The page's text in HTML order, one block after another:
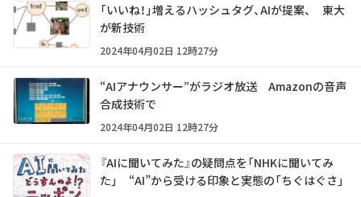
「いいね！」増えるハッシュタグ、AIが提案、 東大
が新技術
2024年04月02日 12時27分
“AIアナウンサー”がラジオ放送 Amazonの音声
合成技術で
2024年04月02日 12時27分
『AIに聞いてみた』の疑問点を「NHKに聞いてみ
た」 “AI”から受ける印象と実態の「ちぐはぐさ」